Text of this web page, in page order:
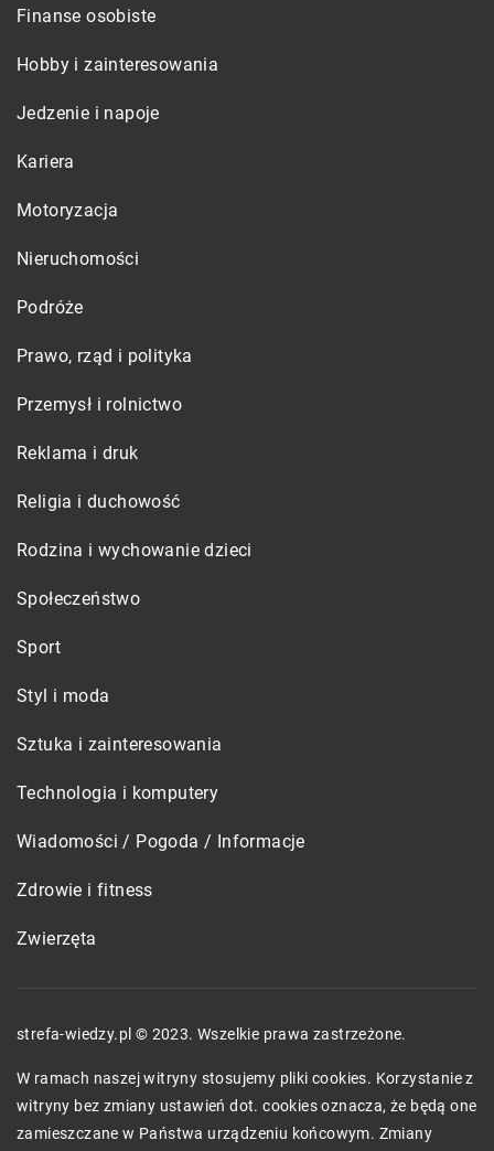
Finanse osobiste
Hobby i zainteresowania
Jedzenie i napoje
Kariera
Motoryzacja
Nieruchomości
Podróże
Prawo, rząd i polityka
Przemysł i rolnictwo
Reklama i druk
Religia i duchowość
Rodzina i wychowanie dzieci
Społeczeństwo
Sport
Styl i moda
Sztuka i zainteresowania
Technologia i komputery
Wiadomości / Pogoda / Informacje
Zdrowie i fitness
Zwierzęta
strefa-wiedzy.pl © 2023. Wszelkie prawa zastrzeżone.
W ramach naszej witryny stosujemy pliki cookies. Korzystanie z
witryny bez zmiany ustawień dot. cookies oznacza, że będą one
zamieszczane w Państwa urządzeniu końcowym. Zmiany